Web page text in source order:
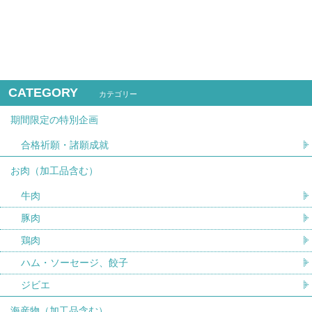
CATEGORY カテゴリー
期間限定の特別企画
合格祈願・諸願成就
お肉（加工品含む）
牛肉
豚肉
鶏肉
ハム・ソーセージ、餃子
ジビエ